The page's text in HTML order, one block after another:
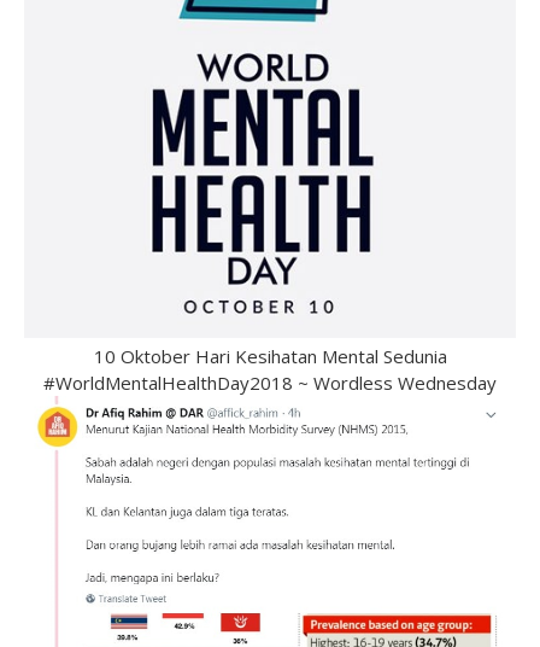
10 Oktober Hari Kesihatan Mental Sedunia
#WorldMentalHealthDay2018 ~ Wordless Wednesday